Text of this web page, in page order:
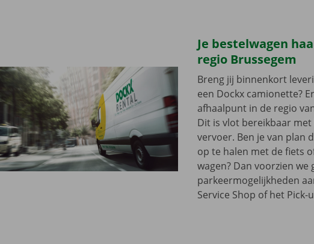
Je bestelwagen
regio Brussegem
Breng jij binnenkort
een Dockx camionette?
afhaalpunt in de regio
Dit is vlot bereikbaar
vervoer. Ben je van plan
op te halen met de fiets
wagen? Dan voorzien we
parkeermogelijkheden
Service Shop of het Pick-